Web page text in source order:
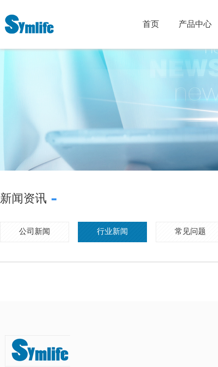
首页 产品中心
新闻资讯
公司新闻 行业新闻 常见问题